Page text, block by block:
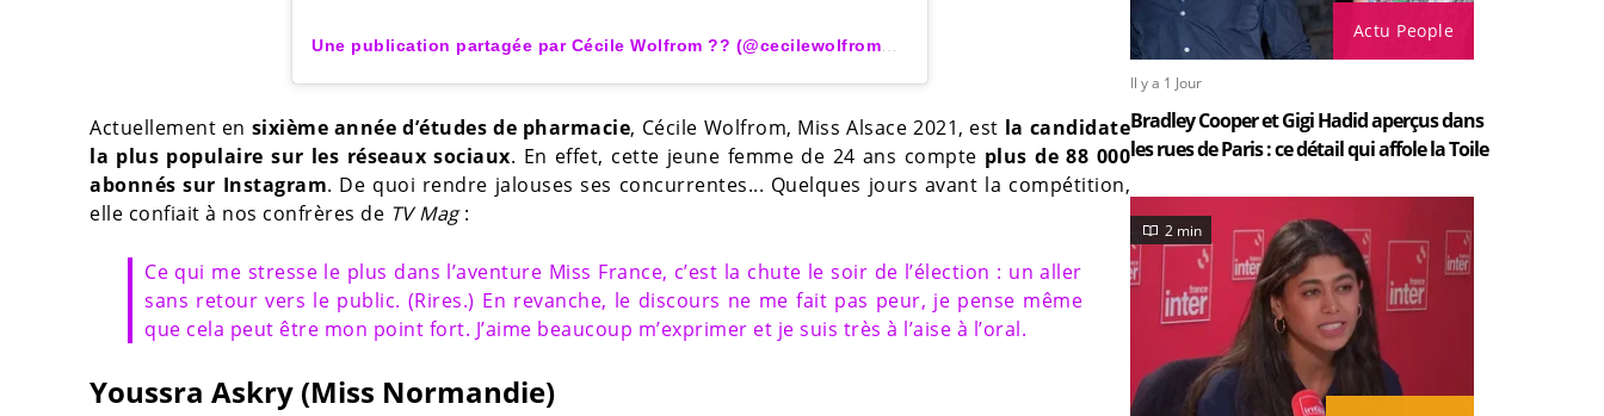
Actuellement en sixième année d’études de pharmacie, Cécile Wolfrom, Miss Alsace 2021, est la candidate
la plus populaire sur les réseaux sociaux. En effet, cette jeune femme de 24 ans compte plus de 88 000
abonnés sur Instagram. De quoi rendre jalouses ses concurrentes... Quelques jours avant la compétition,
elle confiait à nos confrères de TV Mag:
Ce qui me stresse le plus dans l’aventure Miss France, c’est la chute le soir de l’élection : un aller
sans retour vers le public. (Rires.) En revanche, le discours ne me fait pas peur, je pense même
que cela peut être mon point fort. J’aime beaucoup m’exprimer et je suis très à l’aise à l’oral.
Youssra Askry (Miss Normandie)
Actu People
Il y a 1 Jour
Bradley Cooper et Gigi Hadid aperçus dans
les rues de Paris : ce détail qui affole la Toile
2 min